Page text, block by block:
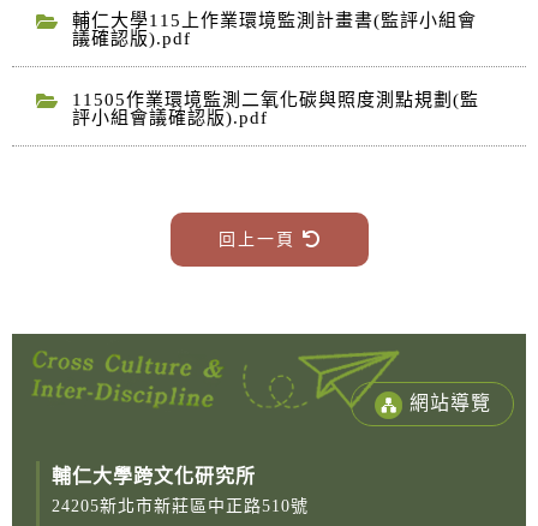
輔仁大學115上作業環境監測計畫書(監評小組會
議確認版).pdf
11505作業環境監測二氧化碳與照度測點規劃(監
評小組會議確認版).pdf
回上一頁
網站導覽
輔仁大學跨文化研究所
24205新北市新莊區中正路510號